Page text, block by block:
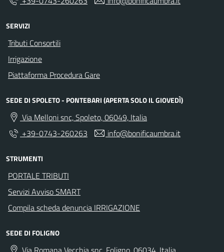
SERVIZI
Tributi Consortili
Irrigazione
Piattaforma Procedura Gare
SEDE DI SPOLETO - PONTEBARI (APERTA SOLO IL GIOVEDÌ)
Via Melloni snc, Spoleto, 06049, Italia
+39-0743-260263
info@bonificaumbra.it
STRUMENTI
PORTALE TRIBUTI
Servizi Avviso SMART
Compila scheda denuncia IRRIGAZIONE
SEDE DI FOLIGNO